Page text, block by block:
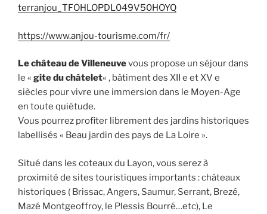
terranjou_TFOHLOPDL049V50HOYQ
https://www.anjou-tourisme.com/fr/
Le château de Villeneuvevous propose un séjour dans
le « gite du châtelet« , bâtiment des XII e et XV e
siècles pour vivre une immersion dans le Moyen-Age
en toute quiétude.
Vous pourrez profiter librement des jardins historiques
labellisés « Beau jardin des pays de La Loire ».
Situé dans les coteaux du Layon, vous serez à
proximité de sites touristiques importants : châteaux
historiques ( Brissac, Angers, Saumur, Serrant, Brezé,
Mazé Montgeoffroy, le Plessis Bourré…etc), Le